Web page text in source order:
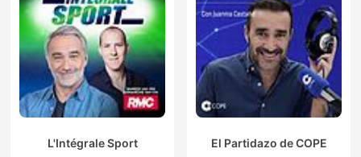
L'Intégrale Sport El Partidazo de COPE